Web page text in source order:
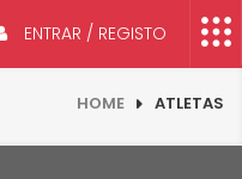
ENTRAR / REGISTO
HOME ATLETAS